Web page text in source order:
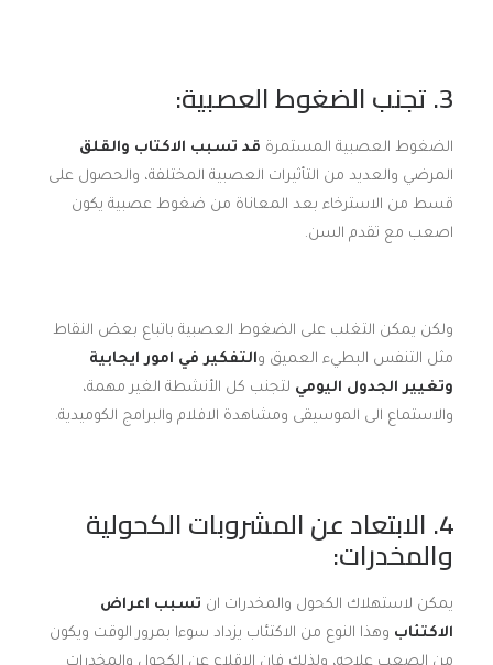
3. تجنب الضغوط العصبية:
الضغوط العصبية المستمرة قد تسبب الاكتاب والقلق
المرضي والعديد من التأثيرات العصبية المختلفة، والحصول على
قسط من الاسترخاء بعد المعاناة من ضغوط عصبية يكون
اصعب مع تقدم السن.
ولكن يمكن التغلب على الضغوط العصبية باتباع بعض النقاط
مثل التنفس البطيء العميق والتفكير في امور ايجابية
وتغيير الجدول اليومي لتجنب كل الأنشطة الغير مهمة،
والاستماع الى الموسيقى ومشاهدة الافلام والبرامج الكوميدية.
4. الابتعاد عن المشروبات الكحولية
والمخدرات:
يمكن لاستهلاك الكحول والمخدرات ان تسبب اعراض
الاكتئاب وهذا النوع من الاكتئاب يزداد سوءا بمرور الوقت ويكون